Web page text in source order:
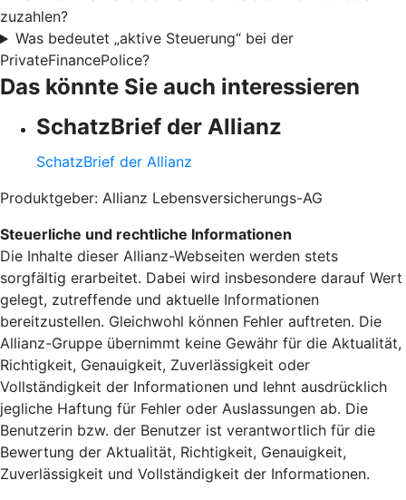
zuzahlen?
Was bedeutet „aktive Steuerung“ bei der
PrivateFinancePolice?
Das könnte Sie auch interessieren
SchatzBrief der Allianz
SchatzBrief der Allianz
Produktgeber: Allianz Lebensversicherungs-AG
Steuerliche und rechtliche Informationen
Die Inhalte dieser Allianz-Webseiten werden stets
sorgfältig erarbeitet. Dabei wird insbesondere darauf Wert
gelegt, zutreffende und aktuelle Informationen
bereitzustellen. Gleichwohl können Fehler auftreten. Die
Allianz-Gruppe übernimmt keine Gewähr für die Aktualität,
Richtigkeit, Genauigkeit, Zuverlässigkeit oder
Vollständigkeit der Informationen und lehnt ausdrücklich
jegliche Haftung für Fehler oder Auslassungen ab. Die
Benutzerin bzw. der Benutzer ist verantwortlich für die
Bewertung der Aktualität, Richtigkeit, Genauigkeit,
Zuverlässigkeit und Vollständigkeit der Informationen.